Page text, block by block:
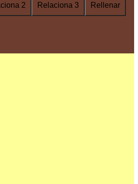
2 Relaciona 3 Rellenar